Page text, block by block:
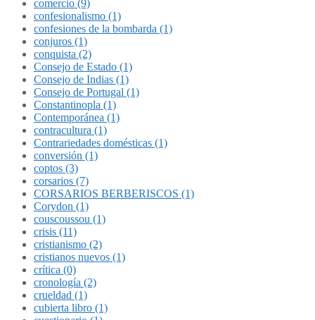
comercio (9)
confesionalismo (1)
confesiones de la bombarda (1)
conjuros (1)
conquista (2)
Consejo de Estado (1)
Consejo de Indias (1)
Consejo de Portugal (1)
Constantinopla (1)
Contemporánea (1)
contracultura (1)
Contrariedades domésticas (1)
conversión (1)
coptos (3)
corsarios (7)
CORSARIOS BERBERISCOS (1)
Corydon (1)
couscoussou (1)
crisis (11)
cristianismo (2)
cristianos nuevos (1)
crítica (0)
cronología (2)
crueldad (1)
cubierta libro (1)